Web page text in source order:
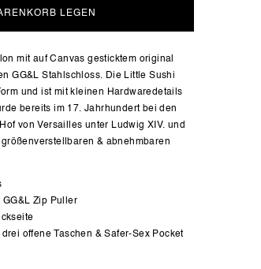
LEGEN
mit auf Canvas gesticktem original
GG&L Stahlschloss. Die Little Sushi
und ist mit kleinen Hardwaredetails
bereits im 17. Jahrhundert bei den
von Versailles unter Ludwig XIV. und
& abnehmbaren
Zip Puller
offene Taschen & Safer-Sex Pocket